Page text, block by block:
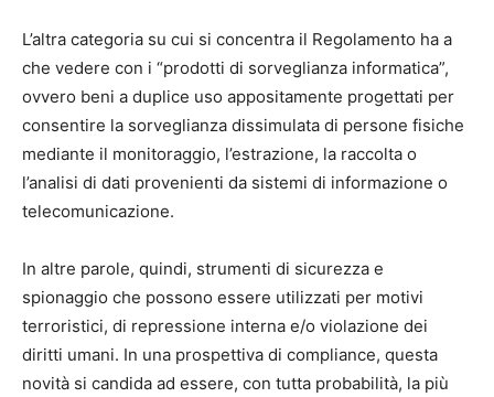
L’altra categoria su cui si concentra il Regolamento ha a
che vedere con i “prodotti di sorveglianza informatica”,
ovvero beni a duplice uso appositamente progettati per
consentire la sorveglianza dissimulata di persone fisiche
mediante il monitoraggio, l’estrazione, la raccolta o
l’analisi di dati provenienti da sistemi di informazione o
telecomunicazione.
In altre parole, quindi, strumenti di sicurezza e
spionaggio che possono essere utilizzati per motivi
terroristici, di repressione interna e/o violazione dei
diritti umani. In una prospettiva di compliance, questa
novità si candida ad essere, con tutta probabilità, la più